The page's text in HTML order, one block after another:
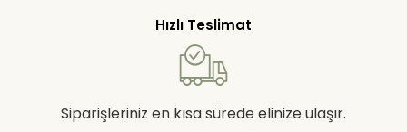
Hızlı Teslimat
Siparişleriniz en kısa sürede elinize ulaşır.